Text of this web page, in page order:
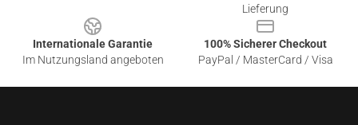
Lieferung
Internationale Garantie
Im Nutzungsland angeboten
100% Sicherer Checkout
PayPal / MasterCard / Visa